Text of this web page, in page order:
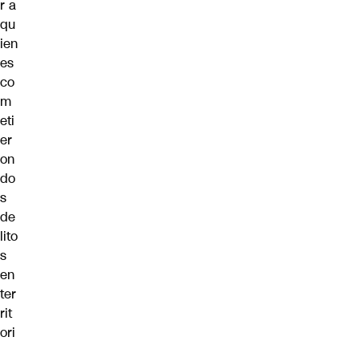
r a
qu
ien
es
co
m
eti
er
on
do
s
de
lito
s
en
ter
rit
ori